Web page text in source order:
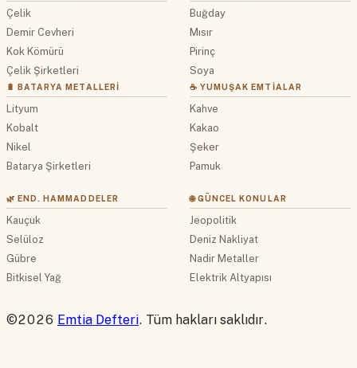
Çelik
Demir Cevheri
Kok Kömürü
Çelik Şirketleri
🔋 BATARYA METALLERI
Lityum
Kobalt
Nikel
Batarya Şirketleri
Buğday
Mısır
Pirinç
Soya
☕ YUMUŞAK EMTIALAR
Kahve
Kakao
Şeker
Pamuk
🌿 END. HAMMADDELER
Kauçuk
Selüloz
Gübre
Bitkisel Yağ
🌐 GÜNCEL KONULAR
Jeopolitik
Deniz Nakliyat
Nadir Metaller
Elektrik Altyapısı
©2026 Emtia Defteri. Tüm hakları saklıdır.